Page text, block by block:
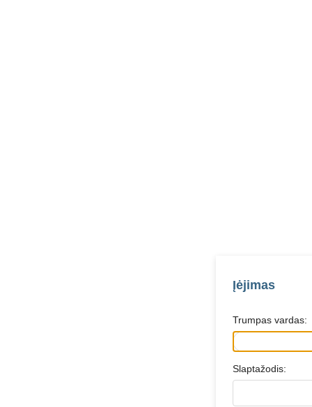
Įėjimas
Trumpas vardas:
Slaptažodis: